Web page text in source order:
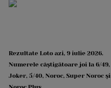
Rezultate Loto azi, 9 iulie 2026.
Numerele câștigătoare joi la 6/49,
Joker, 5/40, Noroc, Super Noroc și